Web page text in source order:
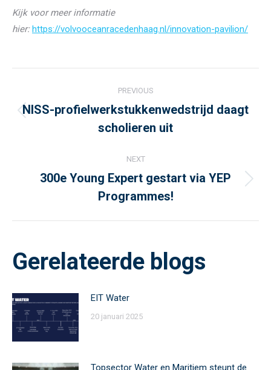
Kijk voor meer informatie
hier:https://volvooceanracedenhaag.nl/innovation-pavilion/
navigation
PREVIOUS
Previous
post:
NISS-profielwerkstukkenwedstrijd daagt
scholieren uit
NEXT
Next
post:
300e Young Expert gestart via YEP
Programmes!
Gerelateerde blogs
EIT Water
20 januari 2025
Topsector Water en Maritiem steunt de